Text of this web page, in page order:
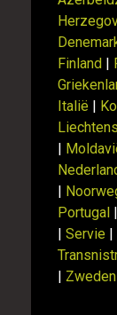
Finland
Italië
Portugal
Servie
Zweden